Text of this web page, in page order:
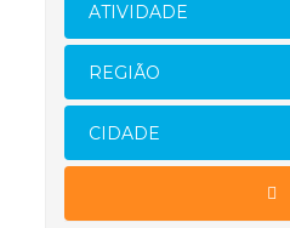
ATIVIDADE
REGIÃO
CIDADE